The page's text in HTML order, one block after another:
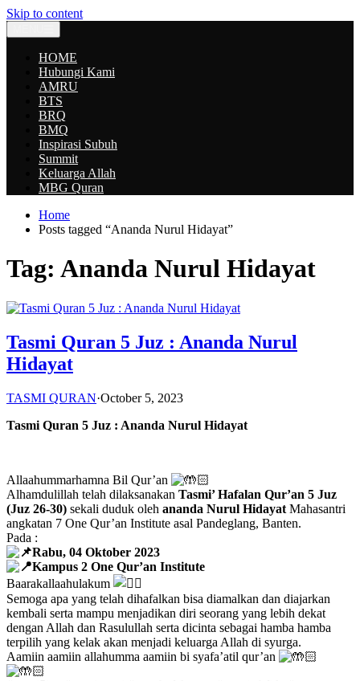
Skip to content
HOME
Hubungi Kami
AMRU
BTS
BRQ
BMQ
Inspirasi Subuh
Summit
Keluarga Allah
MBG Quran
Home
Posts tagged “Ananda Nurul Hidayat”
Tag: Ananda Nurul Hidayat
Tasmi Quran 5 Juz : Ananda Nurul
Hidayat
TASMI QURAN·October 5, 2023
Tasmi Quran 5 Juz : Ananda Nurul Hidayat
Allaahummarhamna Bil Qur’an
Alhamdulillah telah dilaksanakan Tasmi’ Hafalan Qur’an 5 Juz
(Juz 26-30) sekali duduk oleh ananda Nurul Hidayat Mahasantri
angkatan 7 One Qur’an Institute asal Pandeglang, Banten.
Pada :
Rabu, 04 Oktober 2023
Kampus 2 One Qur’an Institute
Baarakallaahulakum
Semoga apa yang telah dihafalkan bisa diamalkan dan diajarkan
kembali serta mampu menjadikan diri seorang yang lebih dekat
dengan Allah dan Rasulullah serta dicinta sebagai hamba hamba
terpilih yang kelak akan menjadi keluarga Allah di syurga.
Aamiin aamiin allahumma aamiin bi syafa’atil qur’an